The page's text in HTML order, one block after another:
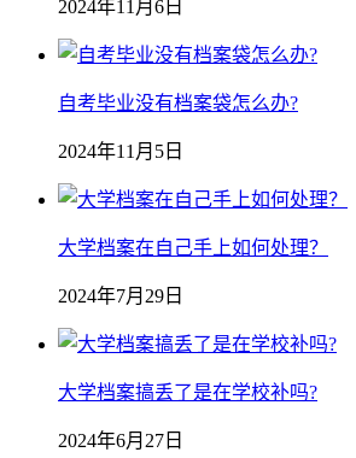
2024年11月6日
自考毕业没有档案袋怎么办?
2024年11月5日
大学档案在自己手上如何处理？
2024年7月29日
大学档案搞丢了是在学校补吗?
2024年6月27日